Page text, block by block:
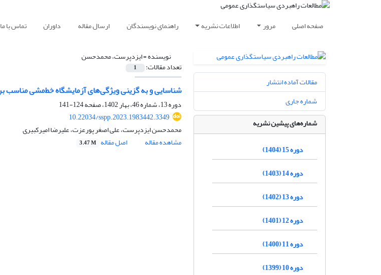
صفحه اصلی مرور اطلاعات نشریه راهنمای نویسندگان ارسال مقاله داوران تماس با ما
نویسنده =ایزدپرست، محمدحسن
تعداد مقالات: 1
شناسایی و به گزینی ویژگی‌های آزمایشگاه‎ خط‌مشی مناسب برای قوه مجریه جمهوری اسلامی ایران
دوره 13، شماره 46، بهار 1402، صفحه
124-141
10.22034/sspp.2023.1983442.3349
محمدحسن ایزدپرست، علی اصغر پورعزت، علیرضا امیرکبیری
مشاهده مقاله
اصل مقاله 3.47 M
مقالات آماده انتشار
شماره جاری
شماره‌های پیشین نشریه
دوره 15 (1404)
دوره 14 (1403)
دوره 13 (1402)
دوره 12 (1401)
دوره 11 (1400)
دوره 10 (1399)